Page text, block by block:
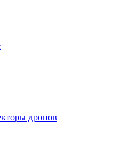
дронов